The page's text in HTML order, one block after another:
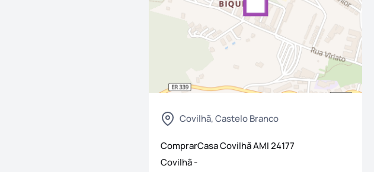
Covilhã, Castelo Branco
ComprarCasa CovilhãAMI24177
Covilhã-